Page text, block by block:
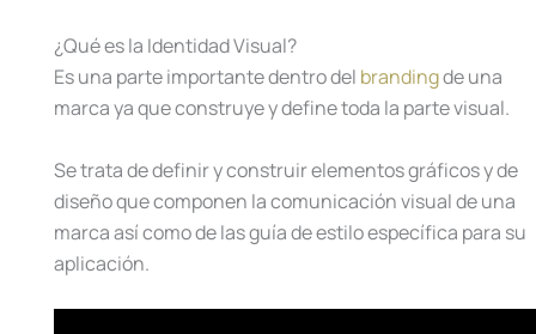
¿Qué es la Identidad Visual?
Es una parte importante dentro del brandingde una
marca ya que construye y define toda la parte visual.
Se trata de definir y construir elementos gráficos y de
diseño que componen la comunicación visual de una
marca así como de las guía de estilo específica para su
aplicación.